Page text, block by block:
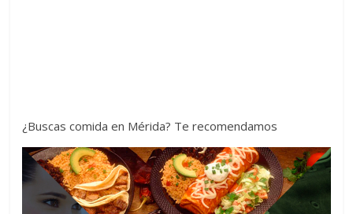
¿Buscas comida en Mérida? Te recomendamos